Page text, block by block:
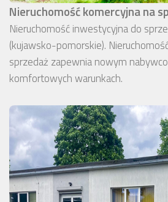
Nieruchomość komercyjna na
Nieruchomość inwestycyjna do
(kujawsko-pomorskie).
sprzedaż zapewnia nowym
komfortowych warunkach.